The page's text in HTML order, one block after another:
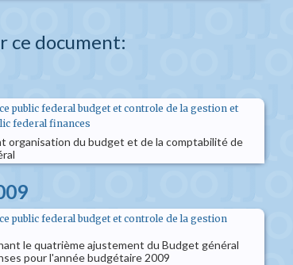
ce document:
public federal budget et controle de la gestion et
federal finances
organisation du budget et de la comptabilité de
public federal budget et controle de la gestion
le quatrième ajustement du Budget général
pour l'année budgétaire 2009